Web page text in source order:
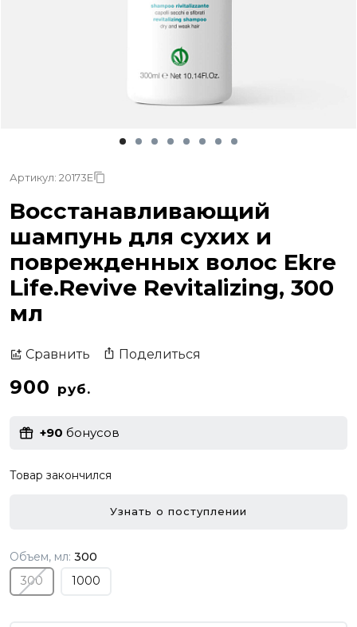
Артикул: 20173E
Восстанавливающий
шампунь для сухих и
поврежденных волос Ekre
Life.Revive Revitalizing, 300
мл
Сравнить Поделиться
900 руб.
+90 бонусов
Товар закончился
Узнать о поступлении
Объем, мл: 300
300
1000